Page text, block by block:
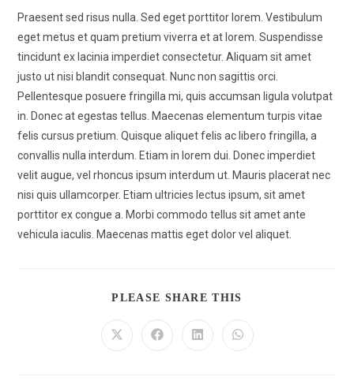
Praesent sed risus nulla. Sed eget porttitor lorem. Vestibulum
eget metus et quam pretium viverra et at lorem. Suspendisse
tincidunt ex lacinia imperdiet consectetur. Aliquam sit amet
justo ut nisi blandit consequat. Nunc non sagittis orci.
Pellentesque posuere fringilla mi, quis accumsan ligula volutpat
in. Donec at egestas tellus. Maecenas elementum turpis vitae
felis cursus pretium. Quisque aliquet felis ac libero fringilla, a
convallis nulla interdum. Etiam in lorem dui. Donec imperdiet
velit augue, vel rhoncus ipsum interdum ut. Mauris placerat nec
nisi quis ullamcorper. Etiam ultricies lectus ipsum, sit amet
porttitor ex congue a. Morbi commodo tellus sit amet ante
vehicula iaculis. Maecenas mattis eget dolor vel aliquet.
PLEASE SHARE THIS